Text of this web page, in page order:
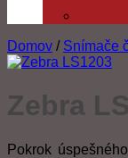
Domov / Snímače
Zebra
Pokrok